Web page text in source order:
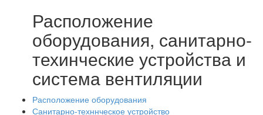
Расположение
оборудования, санитарно-
техинческие устройства и
система вентиляции
Расположение оборудования
Санитарно-техннческое устройство